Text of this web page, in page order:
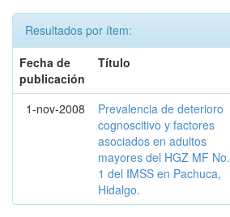
Resultados por ítem:
Fecha de
publicación
Título
1-nov-2008
Prevalencia de deterioro
cognoscitivo y factores
asociados en adultos
mayores del HGZ MF No.
1 del IMSS en Pachuca,
Hidalgo.